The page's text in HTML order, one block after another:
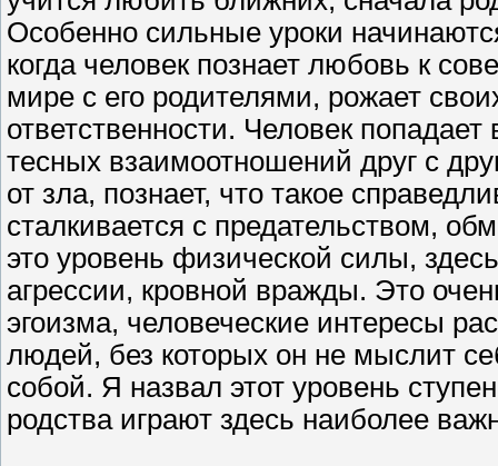
Особенно сильные уроки
когда человек познает любовь к
мире с его родителями, рожает
ответственности. Человек
тесных взаимоотношений друг с
от зла, познает, что такое
сталкивается с предательством,
это уровень физической силы,
агрессии, кровной вражды. Это
эгоизма, человеческие интересы
людей, без которых он не мыслит
собой. Я назвал этот уровень
родства играют здесь наиболее